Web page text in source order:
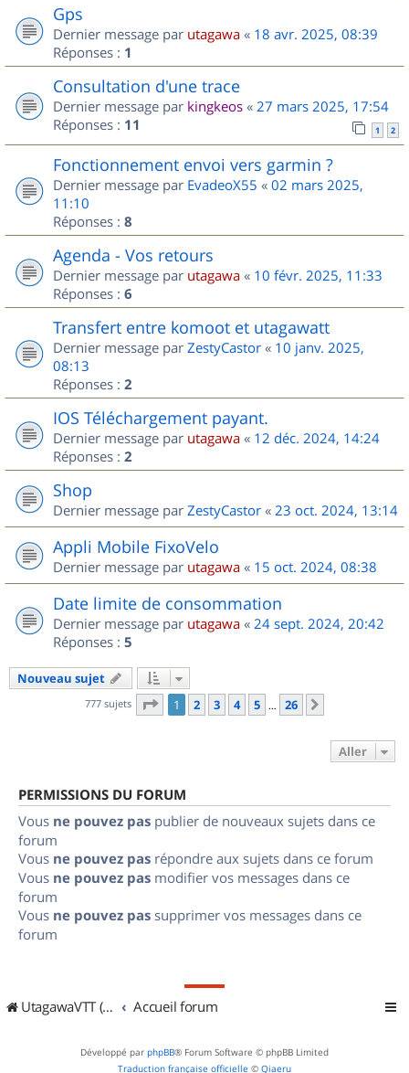
Gps
Dernier message par utagawa « 18 avr. 2025, 08:39
Réponses : 1
Consultation d'une trace
Dernier message par kingkeos « 27 mars 2025, 17:54
Réponses : 11 1 2
Fonctionnement envoi vers garmin ?
Dernier message par EvadeoX55 « 02 mars 2025,
11:10
Réponses : 8
Agenda - Vos retours
Dernier message par utagawa « 10 févr. 2025, 11:33
Réponses : 6
Transfert entre komoot et utagawatt
Dernier message par ZestyCastor « 10 janv. 2025,
08:13
Réponses : 2
IOS Téléchargement payant.
Dernier message par utagawa « 12 déc. 2024, 14:24
Réponses : 2
Shop
Dernier message par ZestyCastor « 23 oct. 2024, 13:14
Appli Mobile FixoVelo
Dernier message par utagawa « 15 oct. 2024, 08:38
Date limite de consommation
Dernier message par utagawa « 24 sept. 2024, 20:42
Réponses : 5
Nouveau sujet
777 sujets Page 1sur
1 2 3 4 5 … 26
Aller
PERMISSIONS DU FORUM
Vous ne pouvez pas publier de nouveaux sujets dans ce
forum
Vous ne pouvez pas répondre aux sujets dans ce forum
Vous ne pouvez pas modifier vos messages dans ce
forum
Vous ne pouvez pas supprimer vos messages dans ce
forum
UtagawaVTT (Randos VTT et VTTAE avec traces GPS) Accueil forum
Développé par phpBB® Forum Software © phpBB Limited
Traduction française officielle © Qiaeru